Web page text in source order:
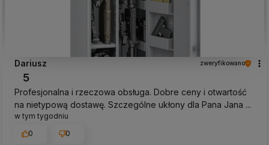
Dariusz zweryfikowano
5
Profesjonalna i rzeczowa obsługa. Dobre ceny i otwartość
na nietypową dostawę. Szczególne ukłony dla Pana Jana ...
w tym tygodniu
0
0